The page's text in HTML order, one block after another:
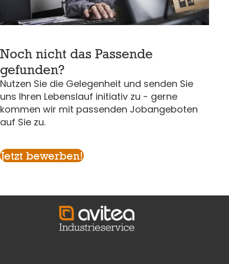
Noch nicht das Passende
gefunden?
Nutzen Sie die Gelegenheit und senden Sie
uns Ihren Lebenslauf initiativ zu - gerne
kommen wir mit passenden Jobangeboten
auf Sie zu.
Jetzt bewerben!